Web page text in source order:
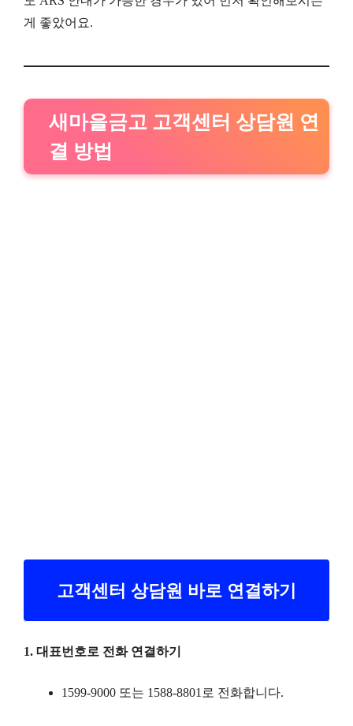
게 좋았어요.
새마을금고 고객센터 상담원 연
결 방법
고객센터 상담원 바로 연결하기
1. 대표번호로 전화 연결하기
1599-9000 또는 1588-8801로 전화합니다.